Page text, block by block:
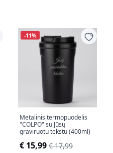
-11%
Metalinis termopuodelis
"COLPO" su Jūsų
graviruotu tekstu (400ml)
€ 15,99 € 17,99